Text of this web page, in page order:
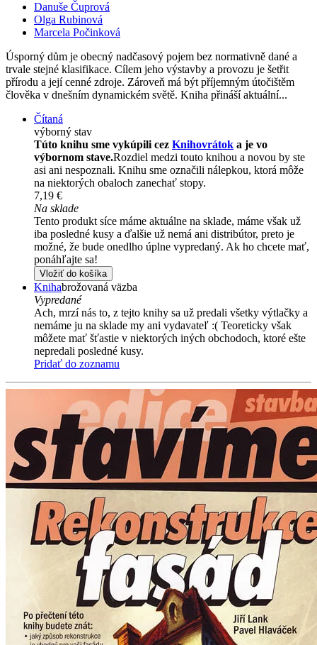
Danuše Čuprová
Olga Rubinová
Marcela Počinková
Úsporný dům je obecný nadčasový pojem bez normativně dané a
trvale stejné klasifikace. Cílem jeho výstavby a provozu je šetřit
přírodu a její cenné zdroje. Zároveň má být příjemným útočištěm
člověka v dnešním dynamickém světě. Kniha přináší aktuální...
Čítaná
výborný stav
Túto knihu sme vykúpili cez Knihovrátok a je vo
výbornom stave.Rozdiel medzi touto knihou a novou by ste
asi ani nespoznali. Knihu sme označili nálepkou, ktorá môže
na niektorých obaloch zanechať stopy.
7,19 €
Na sklade
Tento produkt síce máme aktuálne na sklade, máme však už
iba posledné kusy a ďalšie už nemá ani distribútor, preto je
možné, že bude onedlho úplne vypredaný. Ak ho chcete mať,
ponáhľajte sa!
Vložiť do košíka
Knihabrožovaná väzba
Vypredané
Ach, mrzí nás to, z tejto knihy sa už predali všetky výtlačky a
nemáme ju na sklade my ani vydavateľ :( Teoreticky však
môžete mať šťastie v niektorých iných obchodoch, ktoré ešte
nepredali posledné kusy.
Pridať do zoznamu